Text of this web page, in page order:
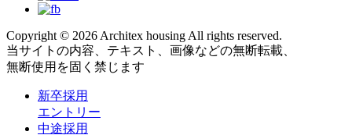
Copyright © 2026 Architex housing All rights reserved.
当サイトの内容、テキスト、画像などの無断転載、
無断使用を固く禁じます
新卒採用
エントリー
中途採用